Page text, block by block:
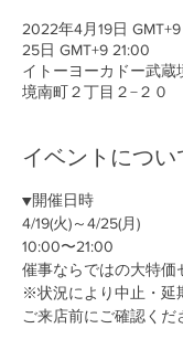
2022年4月19日
25日 GMT+9 21:00
イトーヨーカドー武蔵
境南町２丁目２−２０
イベントについ
▼開催日時
4/19(火)～4/25(月)
10:00〜21:00
催事ならではの大特価
※状況により中止・延
ご来店前にご確認くだ